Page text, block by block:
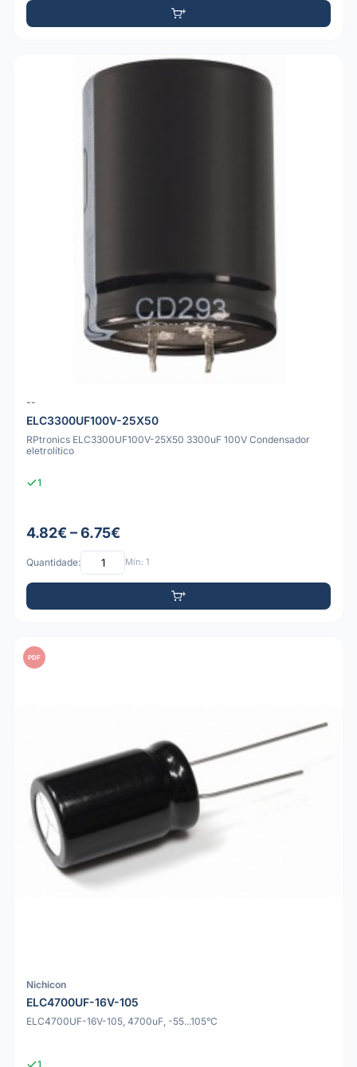
--
ELC3300UF100V-25X50
RPtronics ELC3300UF100V-25X50 3300uF 100V Condensador
eletrolítico
1
4.82€ – 6.75€
Quantidade: Mín: 1
PDF
Nichicon
ELC4700UF-16V-105
ELC4700UF-16V-105, 4700uF, -55...105°C
1